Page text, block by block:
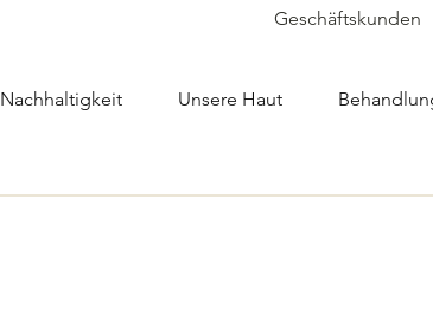
Nachhaltigkeit Unsere Haut
Geschäftskunden